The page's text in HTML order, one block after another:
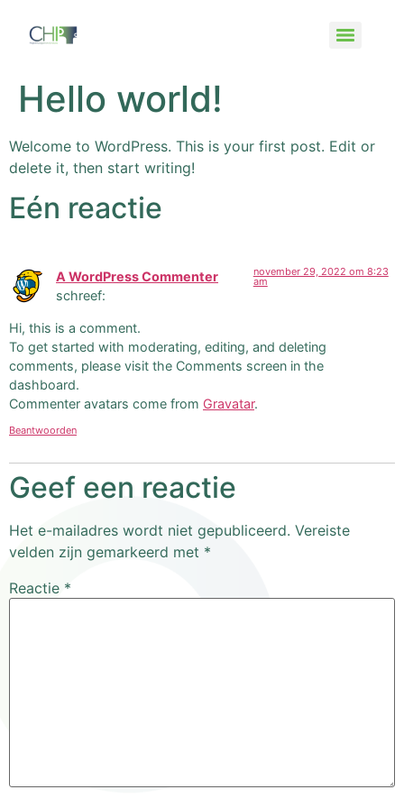
Hello world!
Welcome to WordPress. This is your first post. Edit or
delete it, then start writing!
Eén reactie
A WordPress Commenter
schreef:
november 29, 2022 om 8:23
am
Hi, this is a comment.
To get started with moderating, editing, and deleting
comments, please visit the Comments screen in the
dashboard.
Commenter avatars come from Gravatar.
Beantwoorden
Geef een reactie
Het e-mailadres wordt niet gepubliceerd. Vereiste
velden zijn gemarkeerd met *
Reactie *